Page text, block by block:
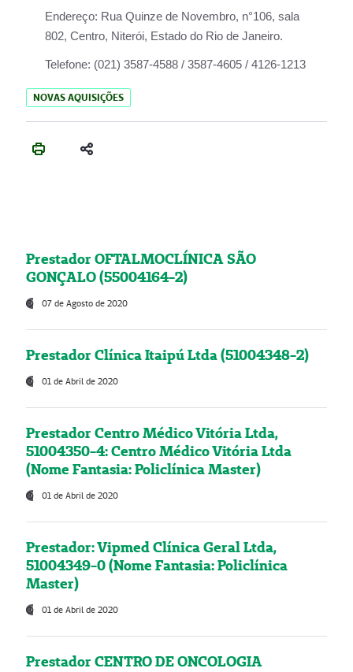
Endereço: Rua Quinze de Novembro, n°106, sala
802, Centro, Niterói, Estado do Rio de Janeiro.
Telefone: (021) 3587-4588 / 3587-4605 / 4126-1213
NOVAS AQUISIÇÕES
Prestador OFTALMOCLÍNICA SÃO
GONÇALO (55004164-2)
07 de Agosto de 2020
Prestador Clínica Itaipú Ltda (51004348-2)
01 de Abril de 2020
Prestador Centro Médico Vitória Ltda,
51004350-4: Centro Médico Vitória Ltda
(Nome Fantasia: Policlínica Master)
01 de Abril de 2020
Prestador: Vipmed Clínica Geral Ltda,
51004349-0 (Nome Fantasia: Policlínica
Master)
01 de Abril de 2020
Prestador CENTRO DE ONCOLOGIA